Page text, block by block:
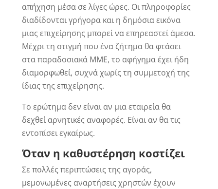
απήχηση μέσα σε λίγες ώρες. Οι πληροφορίες
διαδίδονται γρήγορα και η δημόσια εικόνα
μιας επιχείρησης μπορεί να επηρεαστεί άμεσα.
Μέχρι τη στιγμή που ένα ζήτημα θα φτάσει
στα παραδοσιακά ΜΜΕ, το αφήγημα έχει ήδη
διαμορφωθεί, συχνά χωρίς τη συμμετοχή της
ίδιας της επιχείρησης.
Το ερώτημα δεν είναι αν μια εταιρεία θα
δεχθεί αρνητικές αναφορές. Είναι αν θα τις
εντοπίσει εγκαίρως.
Όταν η καθυστέρηση κοστίζει
Σε πολλές περιπτώσεις της αγοράς,
μεμονωμένες αναρτήσεις χρηστών έχουν